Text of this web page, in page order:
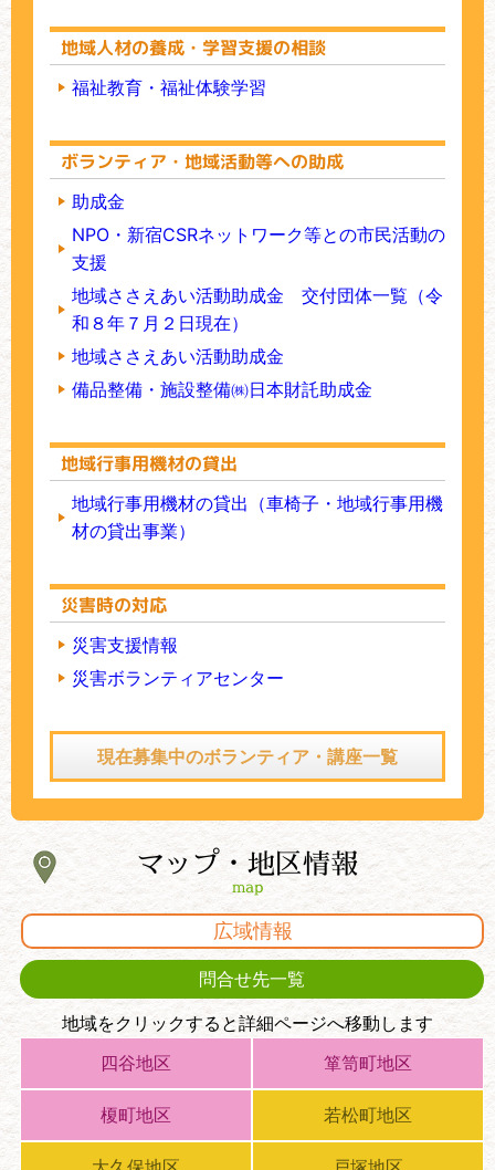
地域人材の養成・学習支援の相談
福祉教育・福祉体験学習
ボランティア・地域活動等への助成
助成金
NPO・新宿CSRネットワーク等との市民活動の
支援
地域ささえあい活動助成金 交付団体一覧（令
和８年７月２日現在）
地域ささえあい活動助成金
備品整備・施設整備㈱日本財託助成金
地域行事用機材の貸出
地域行事用機材の貸出（車椅子・地域行事用機
材の貸出事業）
災害時の対応
災害支援情報
災害ボランティアセンター
現在募集中のボランティア・講座一覧
マップ・地区情報
map
広域情報
問合せ先一覧
地域をクリックすると詳細ページへ移動します
四谷地区
箪笥町地区
榎町地区 若松町地区